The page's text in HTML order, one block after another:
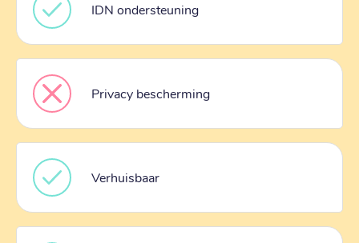
IDN ondersteuning
Privacy bescherming
Verhuisbaar